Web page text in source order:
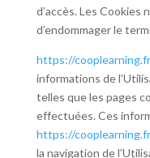
d’accès. Les Cookies
d’endommager le
https://
informations de
telles que les pages
effectuées. Ces
https://
la navigation de